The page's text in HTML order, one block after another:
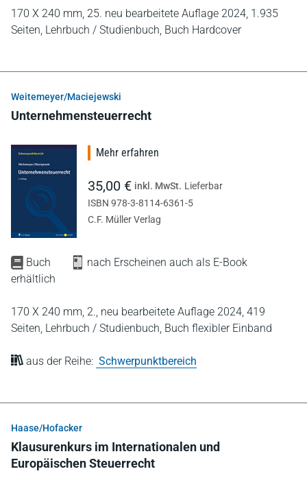
170 X 240 mm, 25. neu bearbeitete Auflage 2024, 1.935
Seiten, Lehrbuch / Studienbuch, Buch Hardcover
Weitemeyer/Maciejewski
Unternehmensteuerrecht
Buch
nach Erscheinen auch als E-Book
erhältlich
170 X 240 mm, 2., neu bearbeitete Auflage 2024, 419
Seiten, Lehrbuch / Studienbuch, Buch flexibler Einband
aus der Reihe: Schwerpunktbereich
Mehr erfahren
35,00 € inkl. MwSt. Lieferbar
ISBN 978-3-8114-6361-5
C.F. Müller Verlag
Haase/Hofacker
Klausurenkurs im Internationalen und
Europäischen Steuerrecht